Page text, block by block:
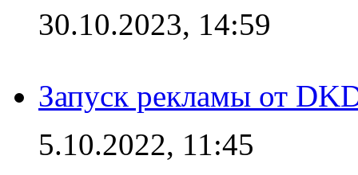
30.10.2023, 14:59
Запуск рекламы от
5.10.2022, 11:45